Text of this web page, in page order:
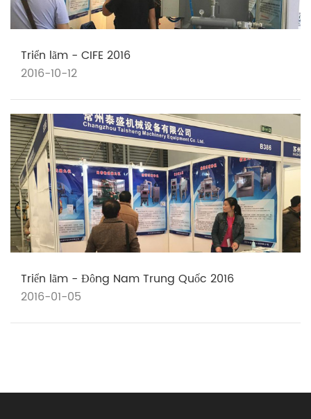
Triển lãm - CIFE 2016
2016-10-12
Triển lãm - Đông Nam Trung Quốc 2016
2016-01-05